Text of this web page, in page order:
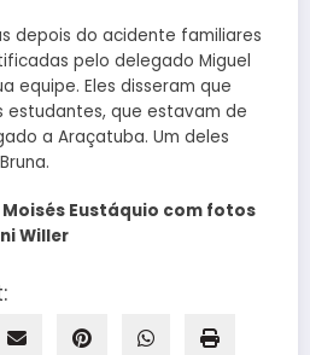
depois do acidente familiares
pelo delegado Miguel
equipe. Eles disseram que
que estavam de
a Araçatuba. Um deles
Eustáquio com fotos
Willer